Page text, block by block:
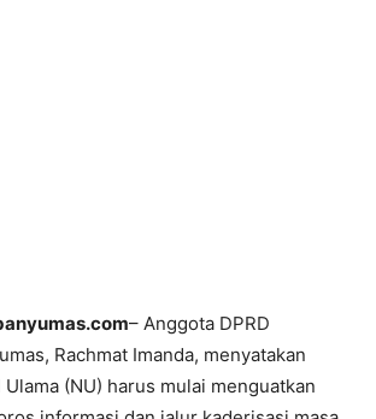
– Anggota DPRD
Rachmat Imanda, menyatakan
(NU) harus mulai menguatkan